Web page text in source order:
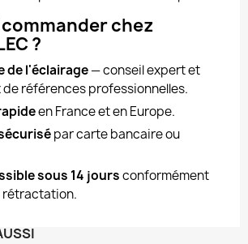
chez
?
de l'éclairage— conseil expert et
de références professionnelles.
en France et en Europe.
par carte bancaire ou
sous 14 joursconformément
rétractation.